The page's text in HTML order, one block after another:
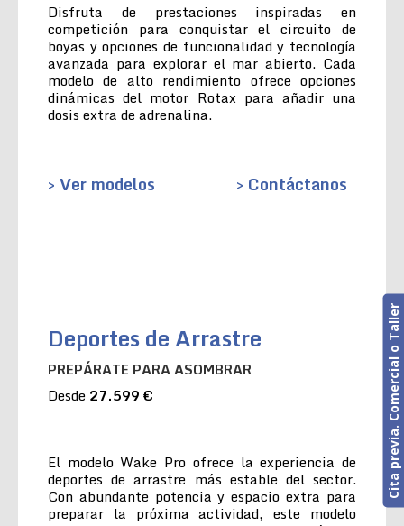
Disfruta de prestaciones inspiradas en
competición para conquistar el circuito de
boyas y opciones de funcionalidad y tecnología
avanzada para explorar el mar abierto. Cada
modelo de alto rendimiento ofrece opciones
dinámicas del motor Rotax para añadir una
dosis extra de adrenalina.
> Ver modelos > Contáctanos
Deportes de Arrastre
PREPÁRATE PARA ASOMBRAR
Desde 27.599 €
El modelo Wake Pro ofrece la experiencia de
deportes de arrastre más estable del sector.
Con abundante potencia y espacio extra para
preparar la próxima actividad, este modelo
Cita previa. Comercial o Taller